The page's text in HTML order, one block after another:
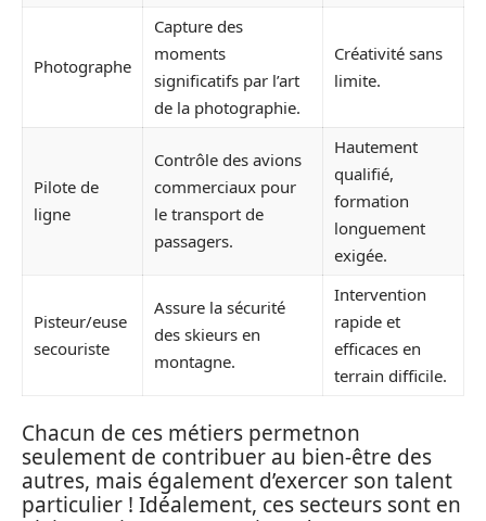
Photographe
Capture des
moments
significatifs par l’art
de la photographie.
Créativité sans
limite.
Pilote de
ligne
Contrôle des avions
commerciaux pour
le transport de
passagers.
Hautement
qualifié,
formation
longuement
exigée.
Pisteur/euse
secouriste
Assure la sécurité
des skieurs en
montagne.
Intervention
rapide et
efficaces en
terrain difficile.
Chacun de ces métiers permetnon
seulement de contribuer au bien-être des
autres, mais également d’exercer son talent
particulier ! Idéalement, ces secteurs sont en